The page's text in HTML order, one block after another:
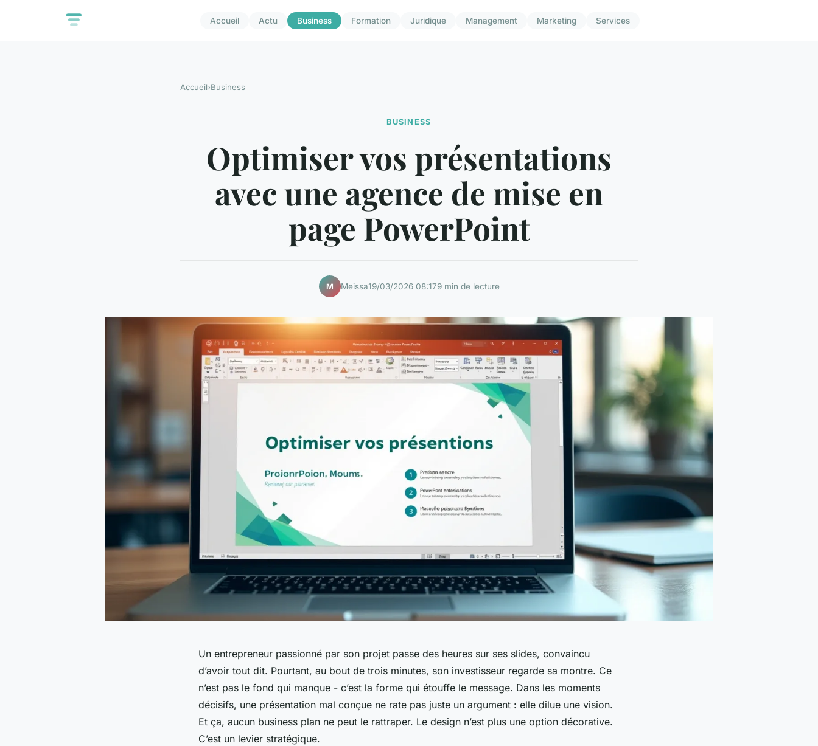
Accueil Actu Business Formation Juridique Management Marketing Services
Accueil›Business
BUSINESS
Optimiser vos présentations
avec une agence de mise en
page PowerPoint
M Meissa19/03/2026 08:179 min de lecture
Un entrepreneur passionné par son projet passe des heures sur ses slides, convaincu
d’avoir tout dit. Pourtant, au bout de trois minutes, son investisseur regarde sa montre. Ce
n’est pas le fond qui manque - c’est la forme qui étouffe le message. Dans les moments
décisifs, une présentation mal conçue ne rate pas juste un argument : elle dilue une vision.
Et ça, aucun business plan ne peut le rattraper. Le design n’est plus une option décorative.
C’est un levier stratégique.